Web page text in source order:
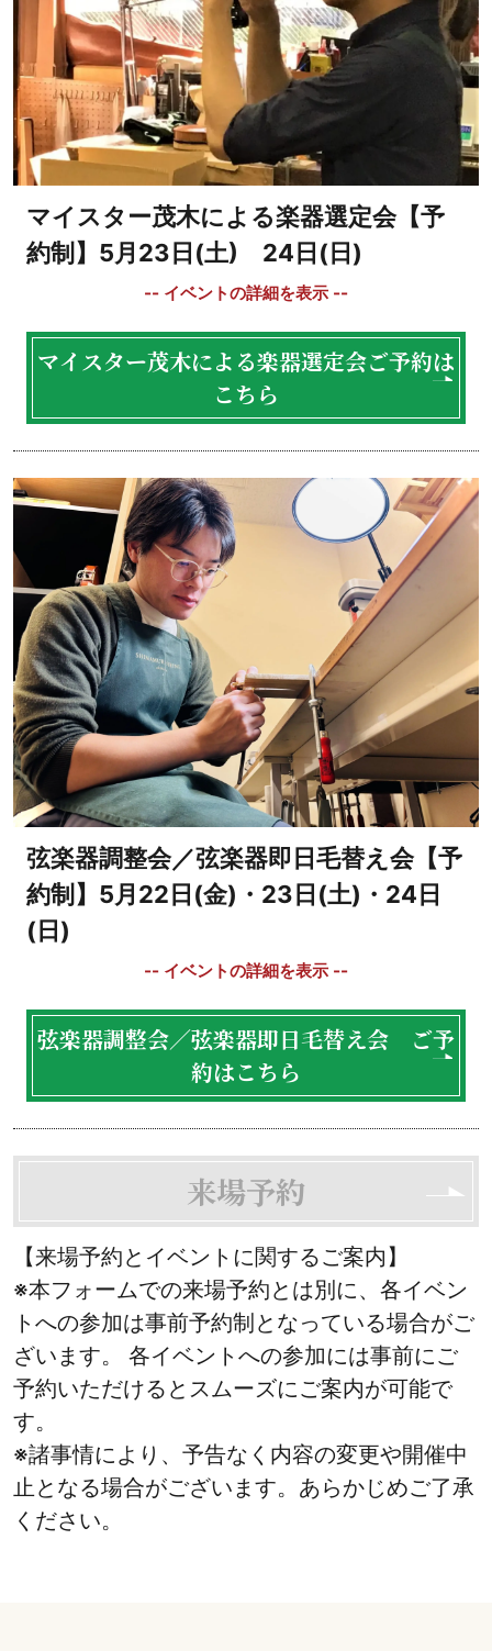
マイスター茂木による楽器選定会【予
約制】5月23日(土) 24日(日)
マイスター茂木による楽器選定会ご予約は
こちら
弦楽器調整会／弦楽器即日毛替え会【予
約制】5月22日(金)・23日(土)・24日
(日)
弦楽器調整会／弦楽器即日毛替え会 ご予
約はこちら
来場予約
【来場予約とイベントに関するご案内】
※本フォームでの来場予約とは別に、各イベン
トへの参加は事前予約制となっている場合がご
ざいます。 各イベントへの参加には事前にご
予約いただけるとスムーズにご案内が可能で
す。
※諸事情により、予告なく内容の変更や開催中
止となる場合がございます。あらかじめご了承
ください。